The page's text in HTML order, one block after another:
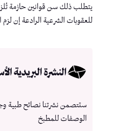
يتطلب ذلك سن قوانين حازمة
للعقوبات الشرعية الرادعة إن لزم
النشرة البريدية
ستتصمن نشرتنا نصائح طبية
الوصفات للمطبخ